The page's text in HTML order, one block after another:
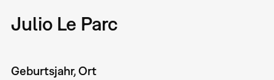
Julio Le Parc
Geburtsjahr, Ort